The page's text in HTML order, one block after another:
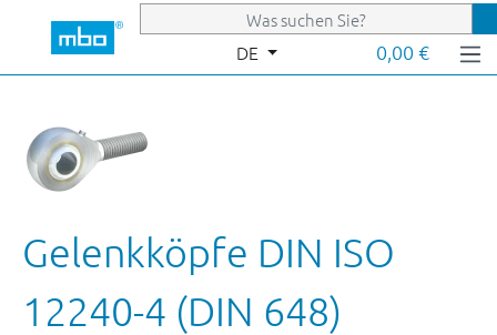
Zum Hauptinhalt springen
DE 0,00 €
Gelenkköpfe DIN ISO
12240-4 (DIN 648)